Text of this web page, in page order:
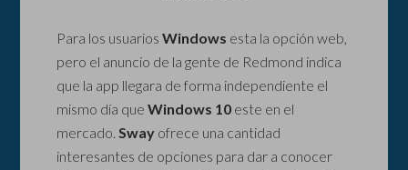
Para los usuariosWindows esta la opción web,
pero el anuncio de la gente de Redmond indica
que la app llegara de forma independiente el
mismo día queWindows 10 este en el
mercado. Sway ofrece una cantidad
interesantes de opciones para dar a conocer